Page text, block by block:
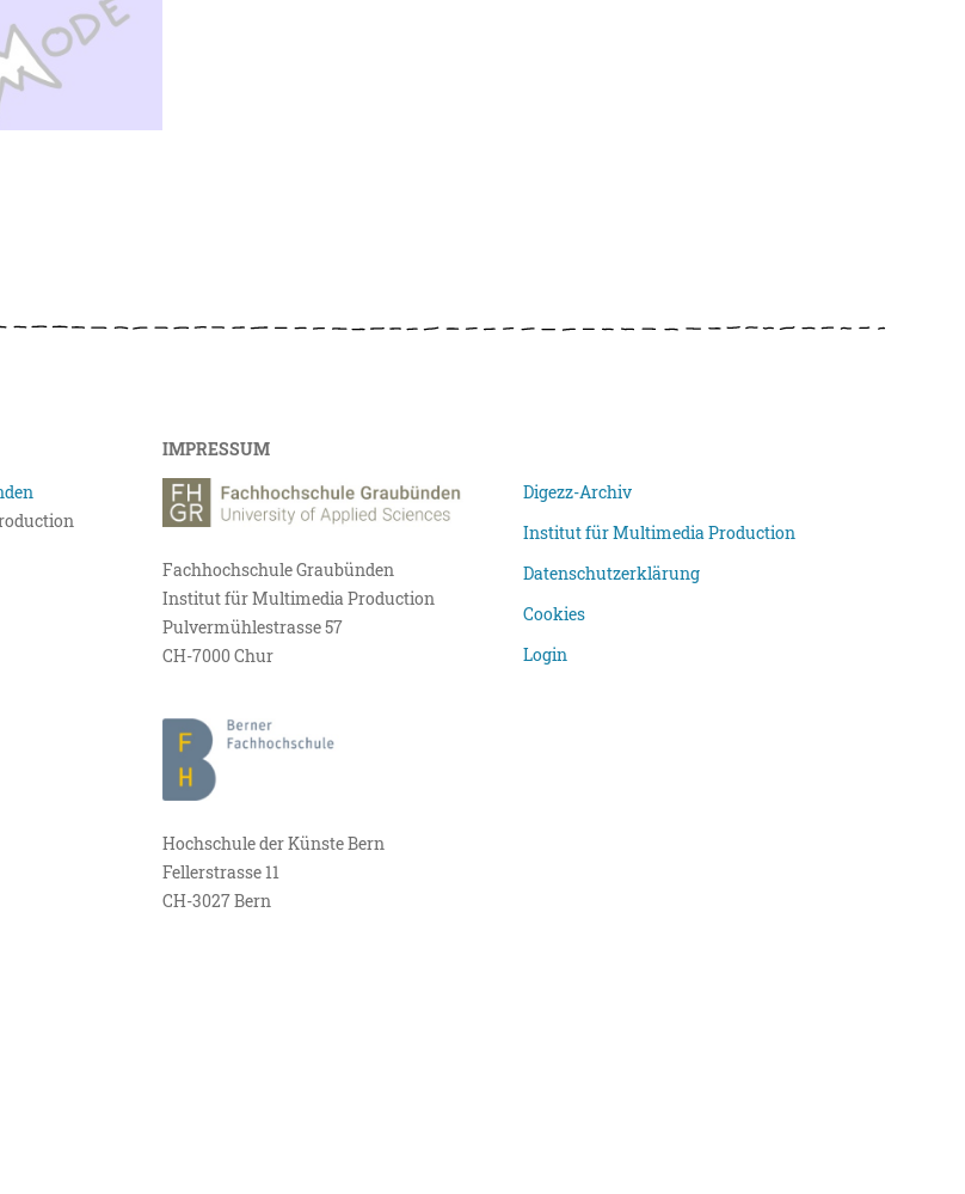
IMPRESSUM
Fachhochschule Graubünden
Institut für Multimedia Production
Pulvermühlestrasse 57
CH-7000 Chur
Hochschule der Künste Bern
Fellerstrasse 11
CH-3027 Bern
Digezz-Archiv
Institut für Multimedia Production
Datenschutzerklärung
Cookies
Login